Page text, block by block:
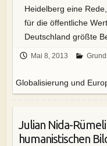
Heidelberg eine
für die öffentliche
Deutschland größte
Mai 8, 2013
Globalisierung und
Julian Nida-
humanistischen